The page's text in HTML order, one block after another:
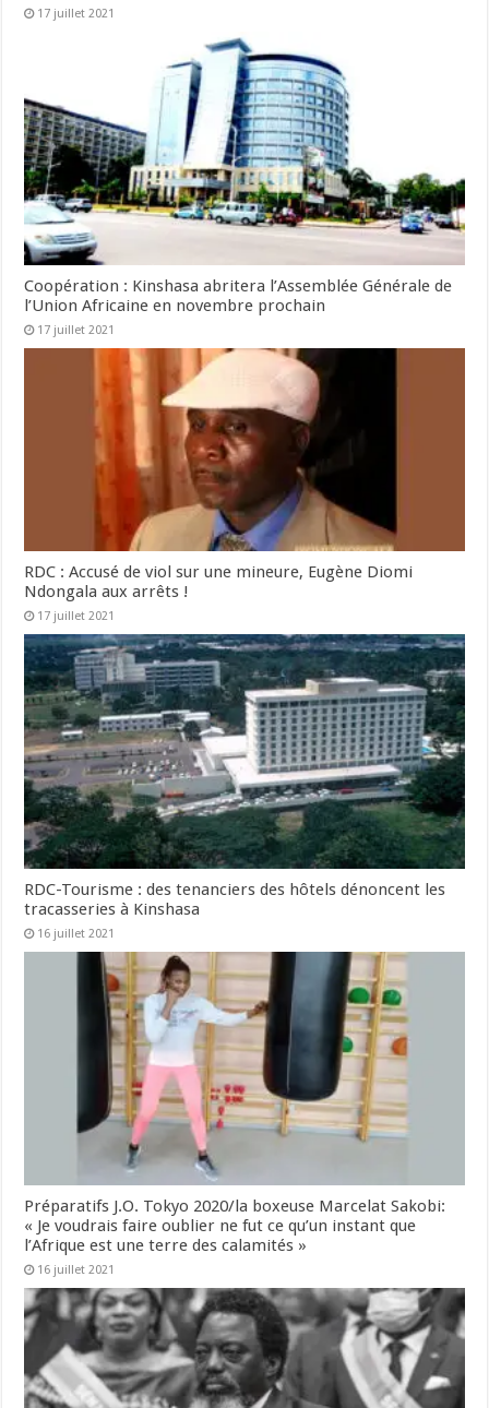
17 juillet 2021
Coopération : Kinshasa abritera l’Assemblée Générale de
l’Union Africaine en novembre prochain
17 juillet 2021
RDC : Accusé de viol sur une mineure, Eugène Diomi
Ndongala aux arrêts !
17 juillet 2021
RDC-Tourisme : des tenanciers des hôtels dénoncent les
tracasseries à Kinshasa
16 juillet 2021
Préparatifs J.O. Tokyo 2020/la boxeuse Marcelat Sakobi:
« Je voudrais faire oublier ne fut ce qu’un instant que
l’Afrique est une terre des calamités »
16 juillet 2021